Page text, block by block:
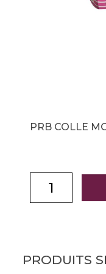
PRB COLLE
PRODUITS